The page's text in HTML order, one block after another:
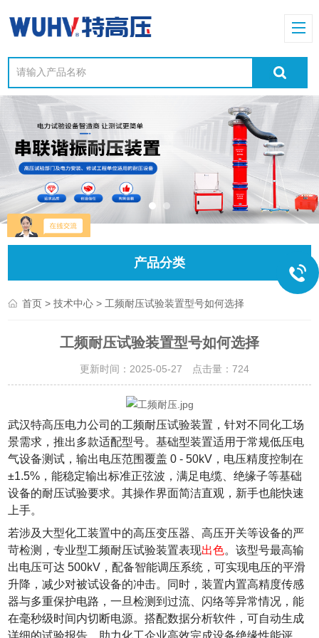
产品分类
首页 >技术中心 > 工频耐压试验装置型号如何选择
工频耐压试验装置型号如何选择
更新时间：2025-05-27 点击量： 724
武汉特高压电力公司的工频耐压试验装置，针对不同化工场
景需求，推出多款适配型号。基础型装置适用于常规低压电
气设备测试，输出电压范围覆盖 0 - 50kV，电压精度控制在
±1.5%，能稳定输出标准正弦波，满足电缆、绝缘子等基础
设备的耐压试验要求。其操作界面简洁直观，新手也能快速
上手。
若涉及大型化工装置中的高压变压器、高压开关等设备的严
苛检测，专业型工频耐压试验装置表现出色。该型号最高输
出电压可达 500kV，配备智能调压系统，可实现电压的平滑
升降，减少对被试设备的冲击。同时，装置内置高精度传感
器与多重保护电路，一旦检测到过流、闪络等异常情况，能
在毫秒级时间内切断电源。搭配数据分析软件，可自动生成
详细的试验报告，助力化工企业高效完成设备绝缘性能评